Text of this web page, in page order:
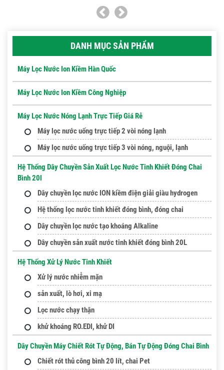
DANH MỤC SẢN PHẨM
Máy Lọc Nước Ion Kiềm Hàn Quốc
Máy Lọc Nước Ion Kiềm Công Nghiệp
Máy Lọc Nước Nóng Lạnh Trực Tiếp Giá Rẻ
Máy lọc nước uống trực tiếp 2 vòi nóng lạnh
Máy lọc nước uống trực tiếp 3 vòi nóng, nguội, lạnh
Hệ Thống Dây Chuyền Sản Xuất Lọc Nước Tinh Khiết Đóng Chai
Bình 20l
Dây chuyền lọc nước ION kiềm điện giải giàu hydrogen
Hệ thống lọc nước tinh khiết đóng bình, đóng chai
Dây chuyền lọc nước tạo khoáng Alkaline
Dây chuyền sản xuất nước tinh khiết đóng bình 20L
Hệ Thống Xử Lý Nước Tinh Khiết
Xử lý nước nhiễm mặn
sản xuất, lò hơi, xi mạ
Lọc nước chạy thận
khử khoáng RO.EDI, khử DI
Dây Chuyền Máy Chiết Rót Tự Động, Bán Tự Động Đóng Chai Bình
Chiết rót thủ công bình 20 lít, chai Pet